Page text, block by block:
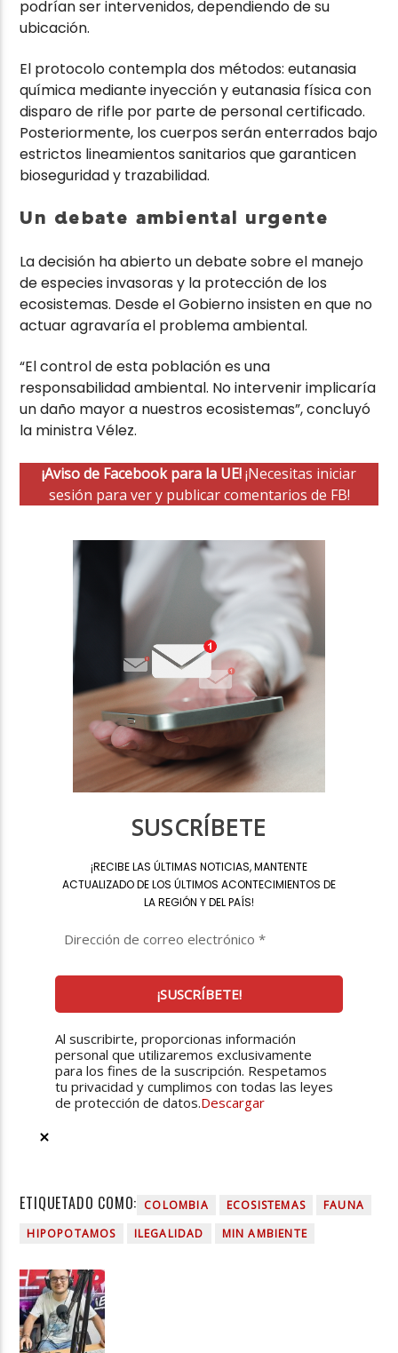
podrían ser intervenidos, dependiendo de su
ubicación.
El protocolo contempla dos métodos: eutanasia
química mediante inyección y eutanasia física con
disparo de rifle por parte de personal certificado.
Posteriormente, los cuerpos serán enterrados bajo
estrictos lineamientos sanitarios que garanticen
bioseguridad y trazabilidad.
Un debate ambiental urgente
La decisión ha abierto un debate sobre el manejo
de especies invasoras y la protección de los
ecosistemas. Desde el Gobierno insisten en que no
actuar agravaría el problema ambiental.
“El control de esta población es una
responsabilidad ambiental. No intervenir implicaría
un daño mayor a nuestros ecosistemas”, concluyó
la ministra Vélez.
¡Aviso de Facebook para la UE!¡Necesitas iniciar
sesión para ver y publicar comentarios de FB!
SUSCRÍBETE
¡RECIBE LAS ÚLTIMAS NOTICIAS, MANTENTE
ACTUALIZADO DE LOS ÚLTIMOS ACONTECIMIENTOS DE
LA REGIÓN Y DEL PAÍS!
Al suscribirte, proporcionas información
personal que utilizaremos exclusivamente
para los fines de la suscripción. Respetamos
tu privacidad y cumplimos con todas las leyes
de protección de datos.Descargar
ETIQUETADO COMO: COLOMBIA ECOSISTEMAS
FAUNA
HIPOPOTAMOS
ILEGALIDAD MIN AMBIENTE